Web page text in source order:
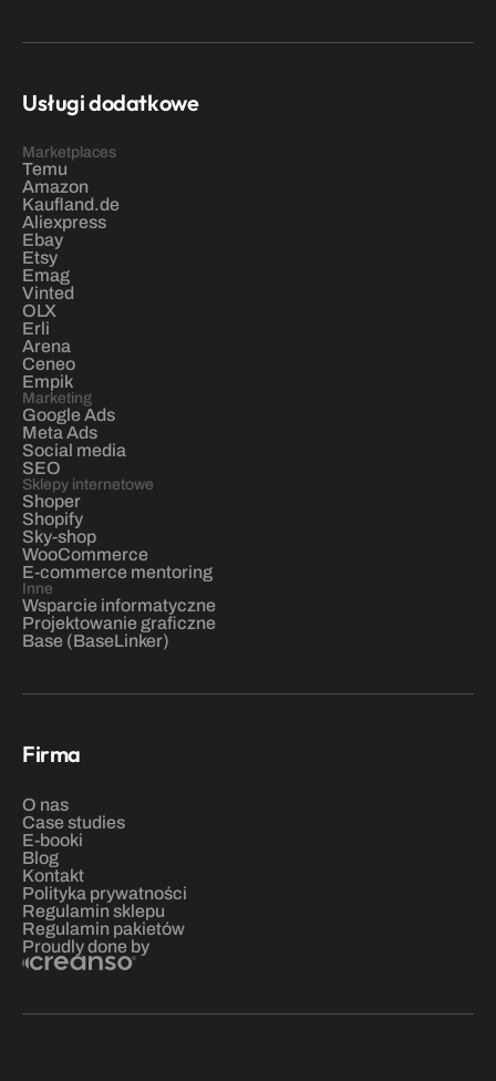
Usługi dodatkowe
Marketplaces
Temu
Amazon
Kaufland.de
Aliexpress
Ebay
Etsy
Emag
Vinted
OLX
Erli
Arena
Ceneo
Empik
Marketing
Google Ads
Meta Ads
Social media
SEO
Sklepy internetowe
Shoper
Shopify
Sky-shop
WooCommerce
E-commerce mentoring
Inne
Wsparcie informatyczne
Projektowanie graficzne
Base (BaseLinker)
Firma
O nas
Case studies
E-booki
Blog
Kontakt
Polityka prywatności
Regulamin sklepu
Regulamin pakietów
Proudly done by